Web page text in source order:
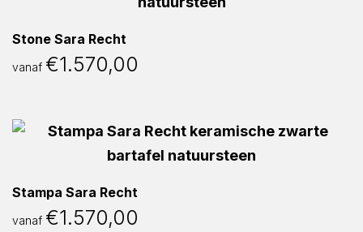
Stone Sara Recht
vanaf €1.570,00
Stampa Sara Recht
vanaf €1.570,00